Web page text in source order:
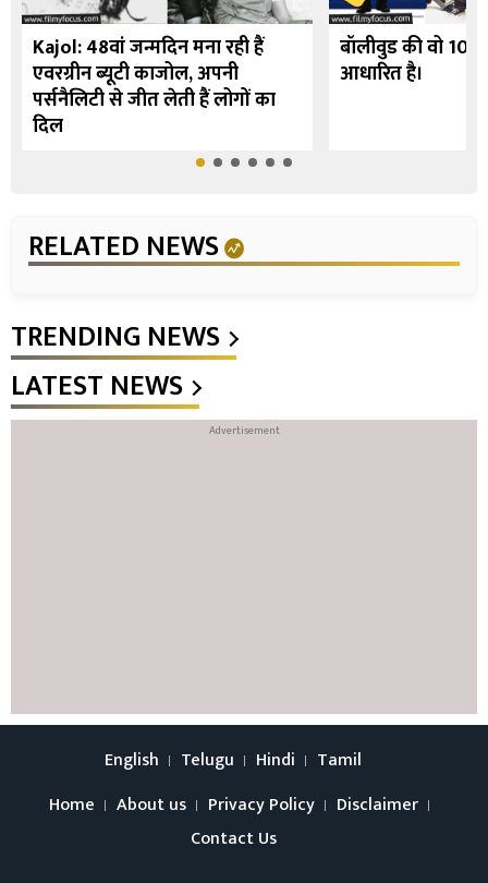
Kajol: 48वां जन्मदिन मना रही हैं
एवरग्रीन ब्यूटी काजोल, अपनी
पर्सनैलिटी से जीत लेती हैं लोगों का
दिल
बॉलीवुड की वो 10
आधारित है।
RELATED NEWS
TRENDING NEWS
LATEST NEWS
English Telugu Hindi
Tamil
Home
About us Privacy Policy
Disclaimer
Contact Us